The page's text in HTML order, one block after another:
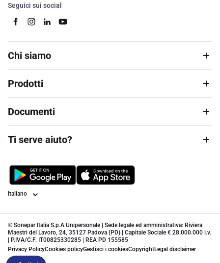
Seguici sui social
Chi siamo
Prodotti
Documenti
Ti serve aiuto?
Lingua
© Sonepar Italia S.p.A Unipersonale | Sede legale ed amministrativa: Riviera
Maestri del Lavoro, 24, 35127 Padova (PD) | Capitale Sociale € 28.000.000 i.v.
| P.IVA/C.F. IT00825330285 | REA PD 155585
Privacy PolicyCookies policyGestisci i cookiesCopyrightLegal disclaimer